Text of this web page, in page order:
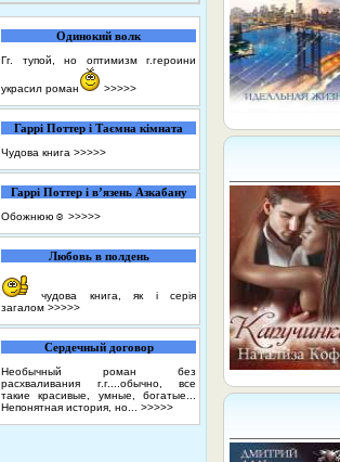
Одинокий волк
Гг. тупой, но оптимизм г.героини
украсил роман >>>>>
Гаррі Поттер і Таємна кімната
Чудова книга >>>>>
Гаррі Поттер і в’язень Азкабану
Обожнюю☺️ >>>>>
Любовь в полдень
чудова книга, як і серія
загалом >>>>>
Сердечный договор
Необычный роман без
расхваливания г.г....обычно, все
такие красивые, умные, богатые...
Непонятная история, но... >>>>>